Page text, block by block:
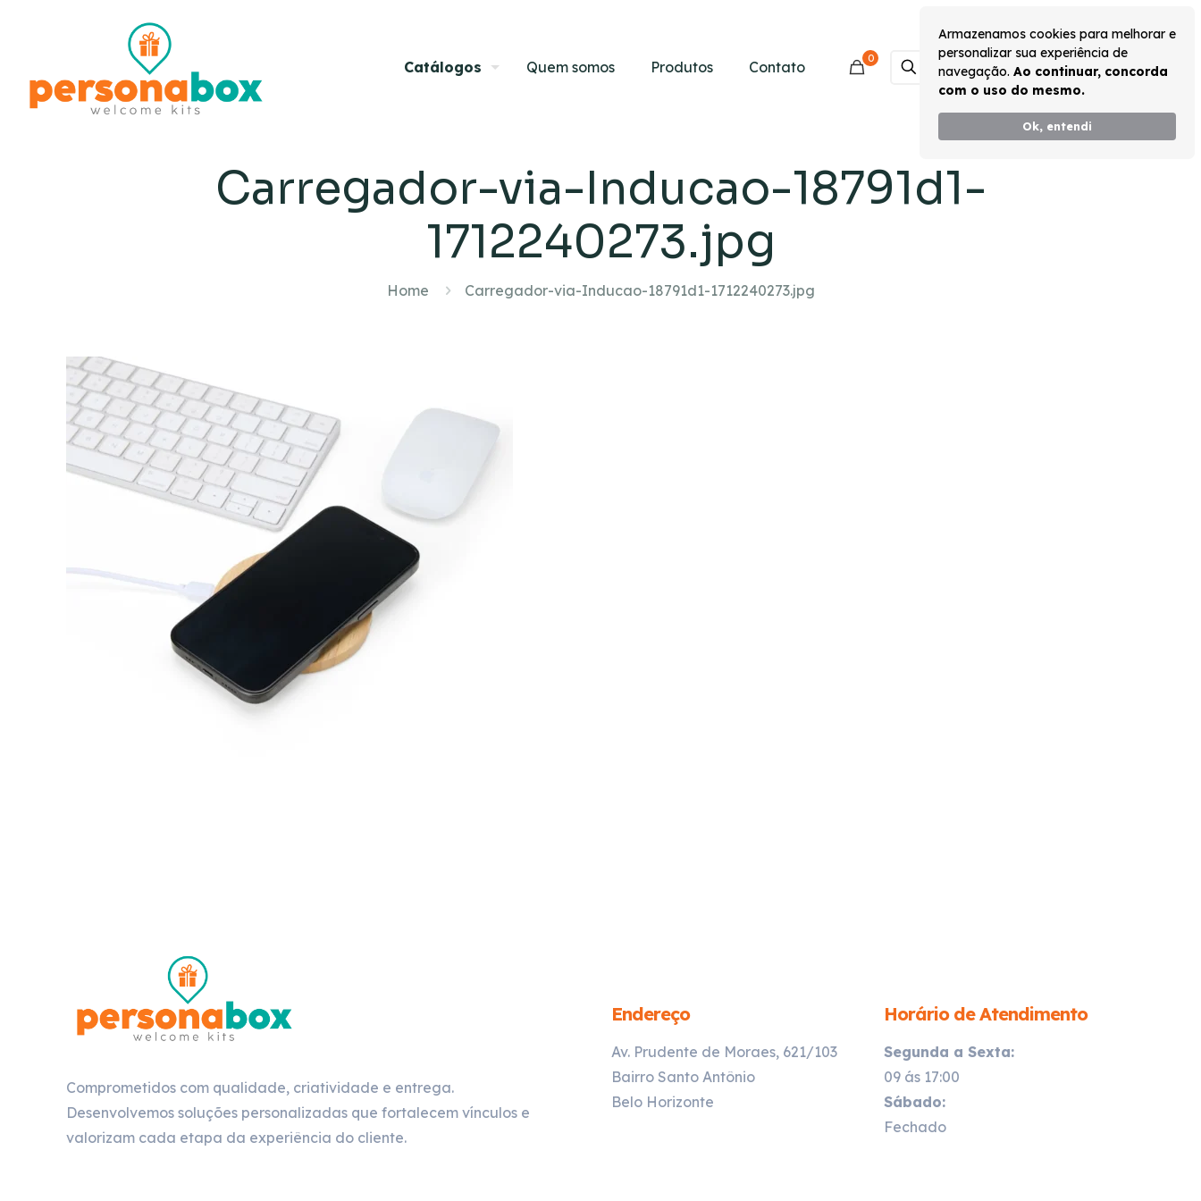
Armazenamos cookies para melhorar e
personalizar sua experiência de
navegação. Ao continuar, concorda
com o uso do mesmo.
Ok, entendi
Catálogos Quem somos Produtos Contato 0 Monte seu Kit
Carregador-via-Inducao-18791d1-
1712240273.jpg
Home Carregador-via-Inducao-18791d1-1712240273.jpg
Comprometidos com qualidade, criatividade e entrega.
Desenvolvemos soluções personalizadas que fortalecem vínculos e
valorizam cada etapa da experiência do cliente.
Endereço
Av. Prudente de Moraes, 621/103
Bairro Santo Antônio
Belo Horizonte
Horário de Atendimento
Segunda a Sexta:
09 ás 17:00
Sábado:
Fechado